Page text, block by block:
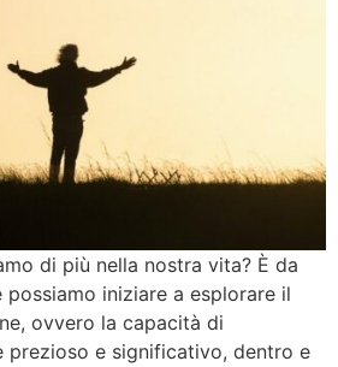
di più nella nostra vita? È da
iniziare a esplorare il
ovvero la capacità di
prezioso e significativo, dentro e